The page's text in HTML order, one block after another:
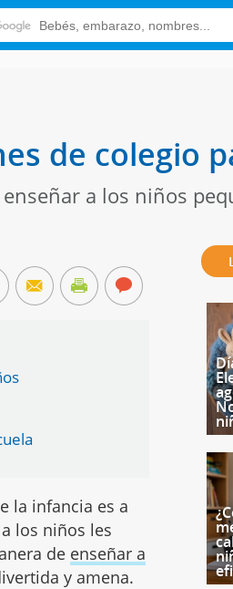
de colegio
a los niños
la infancia es a
los niños les
de enseñar a
y amena.